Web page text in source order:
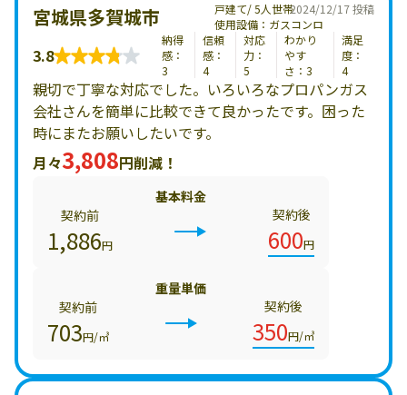
2024/12/17 投稿
宮城県多賀城市
戸建て/ 5人世帯
使用設備：ガスコンロ
3.8
納得
感：
3
信頼
感：
4
対応
力：
5
わかり
やす
さ：3
満足
度：
4
親切で丁寧な対応でした。いろいろなプロパンガス
会社さんを簡単に比較できて良かったです。困った
時にまたお願いしたいです。
月々3,808円削減！
基本料金
契約前
1,886円
契約後
600円
重量単価
契約前
703円/㎥
契約後
350円/㎥